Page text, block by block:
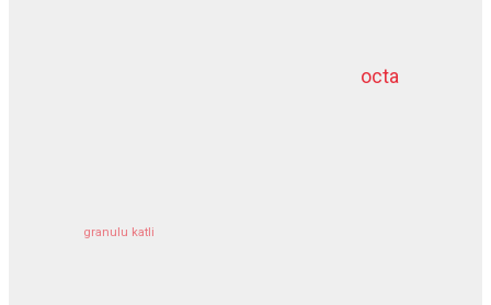
octa
granulu katli
dziļurbums